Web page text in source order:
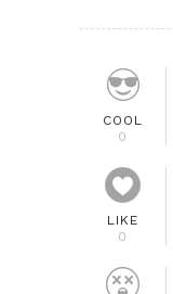
COOL
0
LIKE
0